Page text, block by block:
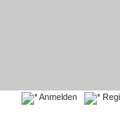
Anmelden